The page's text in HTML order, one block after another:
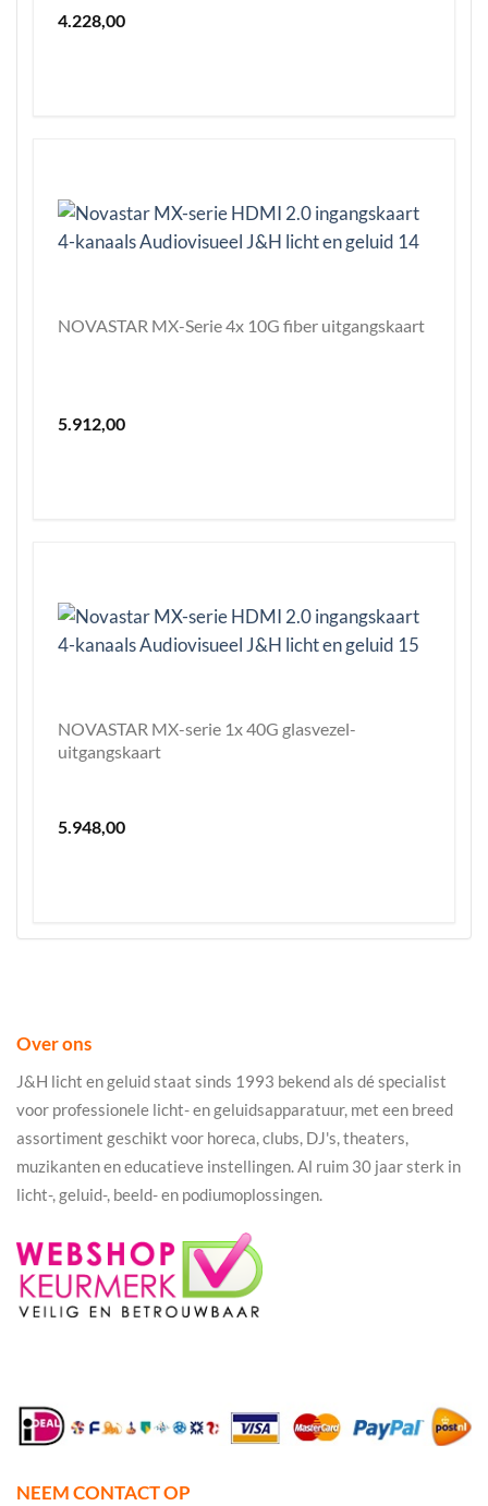
4.228,00
NOVASTAR MX-Serie 4x 10G fiber uitgangskaart
5.912,00
NOVASTAR MX-serie 1x 40G glasvezel-
uitgangskaart
5.948,00
Over ons
J&H licht en geluid staat sinds 1993 bekend als dé specialist
voor professionele licht- en geluidsapparatuur, met een breed
assortiment geschikt voor horeca, clubs, DJ's, theaters,
muzikanten en educatieve instellingen. Al ruim 30 jaar sterk in
licht-, geluid-, beeld- en podiumoplossingen.
NEEM CONTACT OP